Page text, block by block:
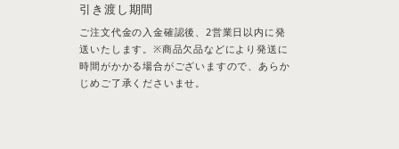
引き渡し期間
ご注文代金の入金確認後、2営業日以内に発
送いたします。※商品欠品などにより発送に
時間がかかる場合がございますので、あらか
じめご了承くださいませ。